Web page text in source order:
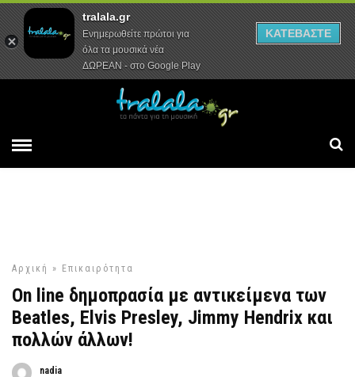
Αρχική Συνεντεύξεις Ρεπορτάζ
Αρχική » Επικαιρότητα
On line δημοπρασία με αντικείμενα των
Beatles, Elvis Presley, Jimmy Hendrix και
πολλών άλλων!
nadia
tralala.gr
Ενημερωθείτε πρώτοι για
όλα τα μουσικά νέα
ΔΩΡΕΑΝ - στο Google Play
ΚΑΤΕΒΑΣΤΕ